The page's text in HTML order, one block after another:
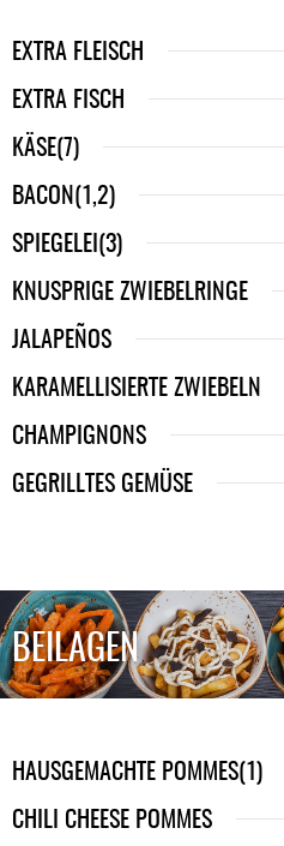
EXTRA FLEISCH
EXTRA FISCH
KÄSE(7)
BACON(1,2)
SPIEGELEI(3)
KNUSPRIGE ZWIEBELRINGE
JALAPEÑOS
KARAMELLISIERTE ZWIEBELN
CHAMPIGNONS
GEGRILLTES GEMÜSE
BEILAGEN
HAUSGEMACHTE POMMES(1)
CHILI CHEESE POMMES